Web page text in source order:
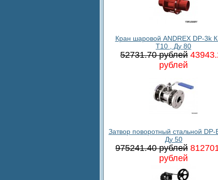
Кран шаровой ANDREX DP-3k
T10 , Ду 80
52731.70 рублей
рублей
Затвор поворотный стальной DP-
Ду 50
975241.40 рублей
рублей